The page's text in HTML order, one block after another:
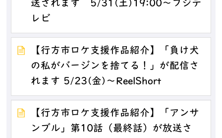
送されます 5/31(土)19:00～フジテ
レビ
【行方市ロケ支援作品紹介】「負け犬
の私がバージンを捨てる！」が配信さ
れます 5/23(金)～ReelShort
【行方市ロケ支援作品紹介】「アンサ
ンブル」第10話（最終話）が放送さ